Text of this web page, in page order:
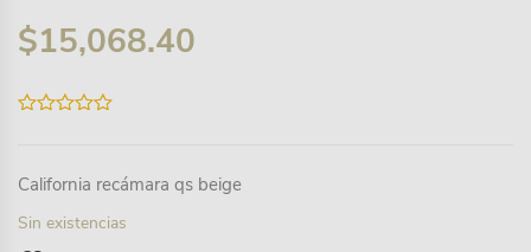
$15,068.40
5
California recámara qs beige
Sin existencias